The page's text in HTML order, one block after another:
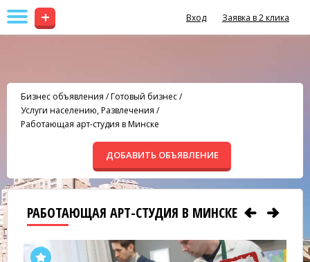
+ Вход Заявка в 2 клика
Бизнес объявления /Готовый бизнес/
Услуги населению, Развлечения /
Работающая арт-студия в Минске
ДОБАВИТЬ ОБЪЯВЛЕНИЕ
РАБОТАЮЩАЯ АРТ-СТУДИЯ В МИНСКЕ